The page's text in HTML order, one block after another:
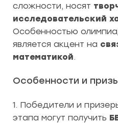
сложности, носят
исследовательский
Особенностью
является акцент на
математикой.
Особенности и
1. Победители и
этапа могут получить